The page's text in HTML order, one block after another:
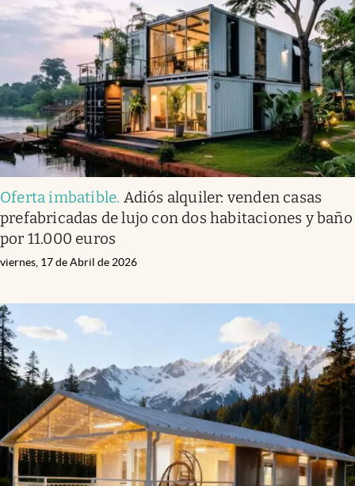
Oferta imbatible. Adiós alquiler: venden casas
prefabricadas de lujo con dos habitaciones y baño
por 11.000 euros
viernes, 17 de Abril de 2026